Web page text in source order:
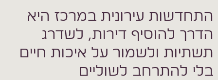
התחדשות עירונית במרכז היא
הדרך להוסיף דירות, לשדרג
תשתיות ולשמור על איכות חיים
בלי להתרחב לשוליים